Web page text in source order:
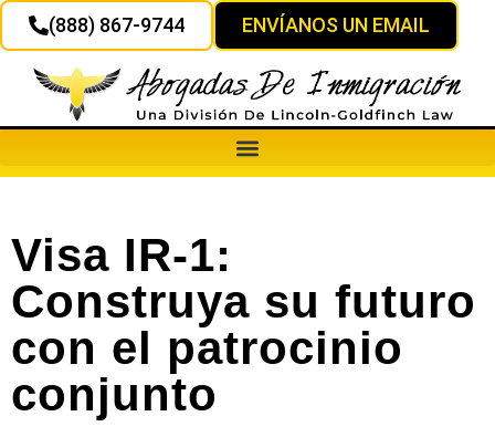
(888) 867-9744 ENVÍANOS UN EMAIL
Visa IR-1:
Construya su futuro
con el patrocinio
conjunto